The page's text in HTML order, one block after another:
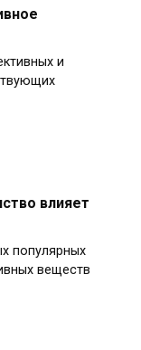
и
влияет
популярных
веществ